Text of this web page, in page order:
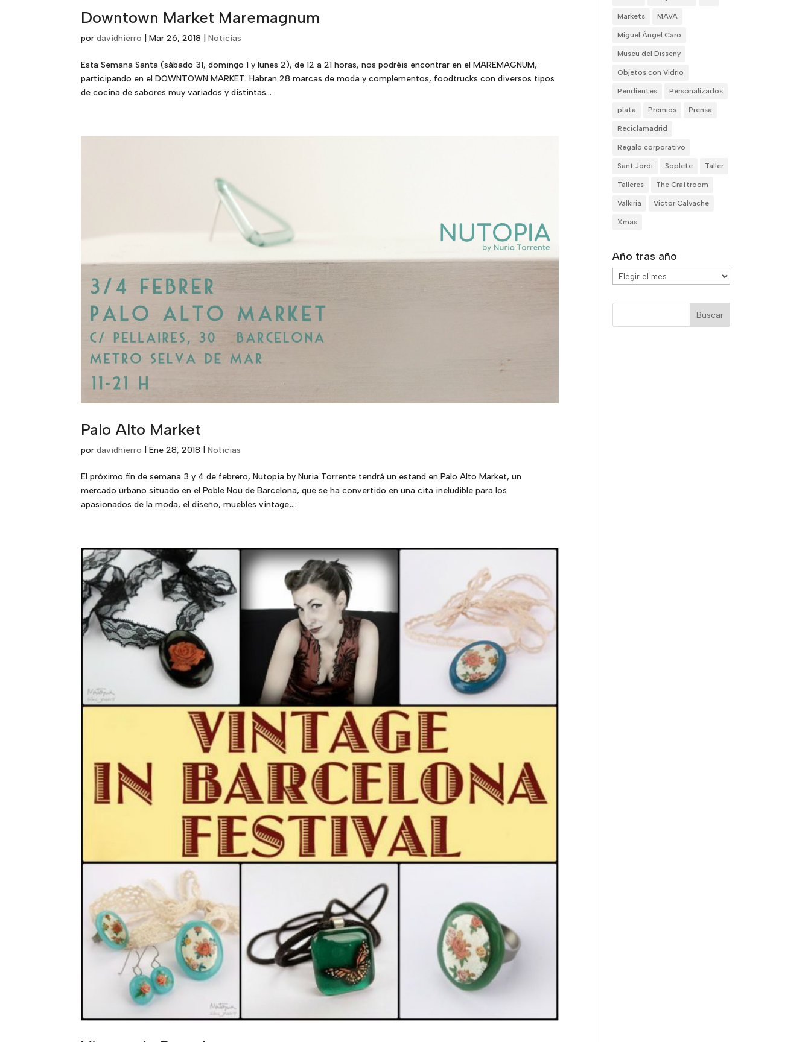
Downtown Market Maremagnum
pordavidhierro |Mar 26, 2018 |Noticias
Esta Semana Santa (sábado 31, domingo 1 y lunes 2), de 12 a 21 horas, nos podréis encontrar en el MAREMAGNUM,
participando en el DOWNTOWN MARKET. Habran 28 marcas de moda y complementos, foodtrucks con diversos tipos
de cocina de sabores muy variados y distintas...
Palo Alto Market
pordavidhierro |Ene 28, 2018 |Noticias
El próximo fin de semana 3 y 4 de febrero, Nutopia by Nuria Torrente tendrá un estand en Palo Alto Market, un
mercado urbano situado en el Poble Nou de Barcelona, que se ha convertido en una cita ineludible para los
apasionados de la moda, el diseño, muebles vintage,...
Markets MAVA
Miguel Ángel Caro
Museu del Disseny
Objetos con Vidrio
Pendientes Personalizados
plata Premios Prensa
Reciclamadrid
Regalo corporativo
Sant Jordi Soplete Taller
Talleres The Craftroom
Valkiria Victor Calvache
Xmas
Año tras año
Año
tras
año